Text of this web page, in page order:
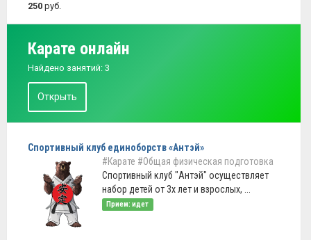
250 руб.
Карате онлайн
Найдено занятий: 3
Открыть
Спортивный клуб единоборств «Антэй»
#Карате #Общая физическая подготовка
Спортивный клуб "Антэй" осуществляет
набор детей от 3х лет и взрослых, ...
Прием: идет